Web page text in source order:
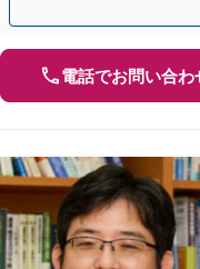
電話でお問い合わ